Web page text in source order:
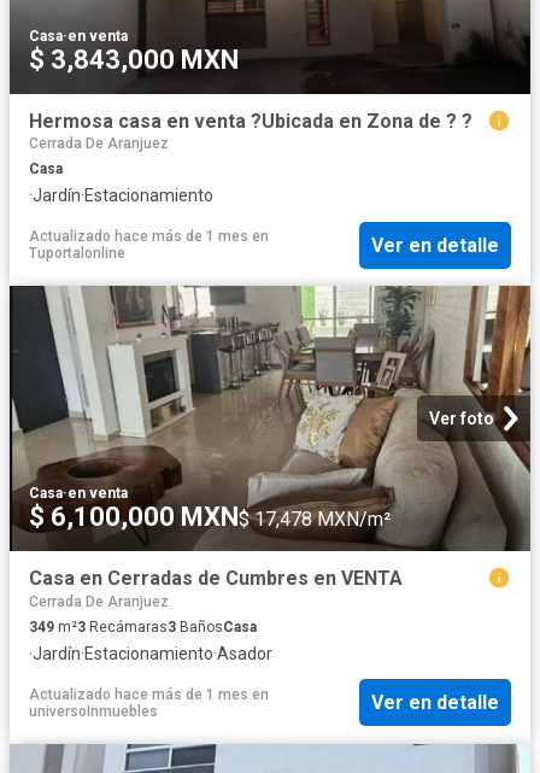
Casa·en venta
$ 3,843,000 MXN
Hermosa casa en venta ?Ubicada en Zona de ? ?
Cerrada De Aranjuez
Casa
·Jardín·Estacionamiento
Actualizado hace más de 1 mes en
Tuportalonline
Ver en detalle
Ver foto
Casa·en venta
$ 6,100,000 MXN $ 17,478 MXN/m²
Casa en Cerradas de Cumbres en VENTA
Cerrada De Aranjuez
349 m²3 Recámaras3 BañosCasa
·Jardín·Estacionamiento·Asador
Actualizado hace más de 1 mes en
universoInmuebles
Ver en detalle